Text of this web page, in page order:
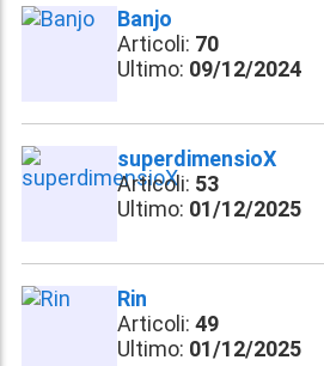
Banjo
Articoli: 70
Ultimo: 09/12/2024
superdimensioX
Articoli: 53
Ultimo: 01/12/2025
Rin
Articoli: 49
Ultimo: 01/12/2025